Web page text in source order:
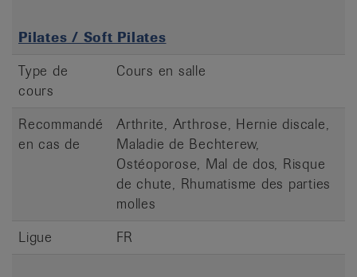
Pilates / Soft Pilates
Type de
cours
Cours en salle
Recommandé
en cas de
Arthrite, Arthrose, Hernie discale,
Maladie de Bechterew,
Ostéoporose, Mal de dos, Risque
de chute, Rhumatisme des parties
molles
Ligue
FR